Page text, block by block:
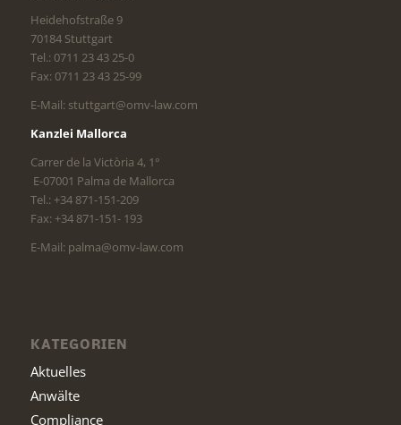
Heidehofstraße 9
70184 Stuttgart
Tel.: 0711 23 43 25-0
Fax: 0711 23 43 25-99
E-Mail: stuttgart@omv-law.com
Kanzlei Mallorca
Carrer de la Victòria 4, 1°
E-07001 Palma de Mallorca
Tel.: +34 871-151-209
Fax: +34 871-151- 193
E-Mail: palma@omv-law.com
KATEGORIEN
Aktuelles
Anwälte
Compliance